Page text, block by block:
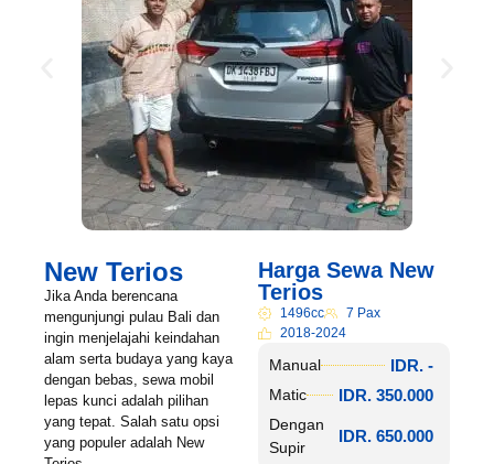
New Terios
Jika Anda berencana
mengunjungi pulau Bali dan
ingin menjelajahi keindahan
alam serta budaya yang kaya
dengan bebas, sewa mobil
lepas kunci adalah pilihan
yang tepat. Salah satu opsi
yang populer adalah New
Harga Sewa New
Terios
1496cc
7 Pax
2018-2024
Manual IDR. -
Matic IDR. 350.000
Dengan
Supir
IDR. 650.000